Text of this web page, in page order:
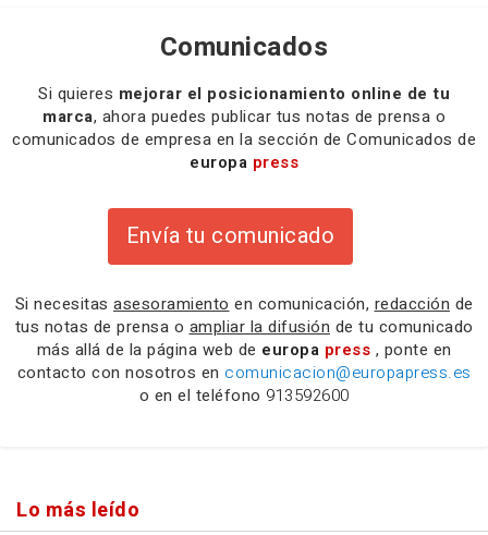
Comunicados
Si quieres mejorar el posicionamiento online de tu
marca, ahora puedes publicar tus notas de prensa o
comunicados de empresa en la sección de Comunicados de
europa press
Envía tu comunicado
Si necesitas asesoramiento en comunicación, redacción de
tus notas de prensa o ampliar la difusión de tu comunicado
más allá de la página web de europa press , ponte en
contacto con nosotros en comunicacion@europapress.es
o en el teléfono 913592600
Lo más leído